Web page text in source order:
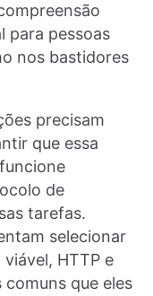
para pessoas
nos bastidores
precisam
que essa
de
tarefas.
selecionar
HTTP e
que eles